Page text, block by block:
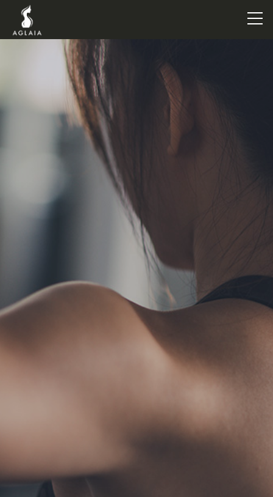
METHOD
PRICE
FAQ
FLOW
AGLAIA Blog
TERMS